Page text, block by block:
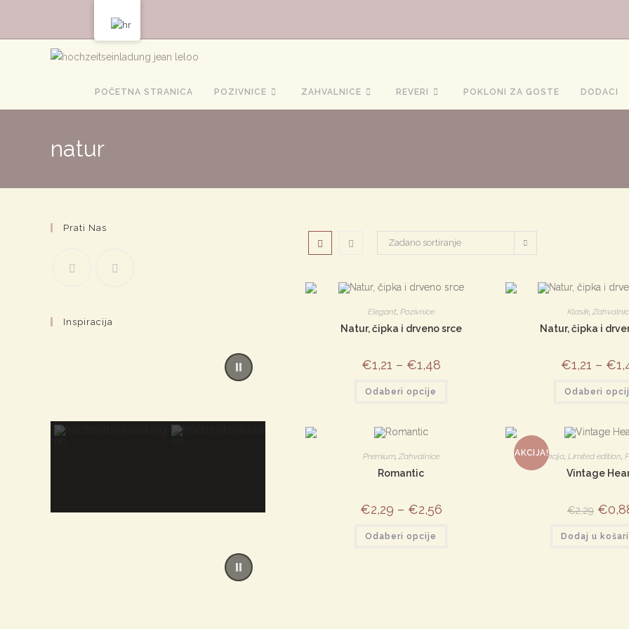
sadržaj
POČETNA STRANICA POZIVNICE ZAHVALNICE REVERI POKLONI ZA GOSTE DODACI
natur
Zadano sortiranje
Elegant, Pozivnice
Natur, čipka i drveno srce
€1,21 – €1,48
Odaberi opcije
Klasik,
Natur, čipka i
€1,21 – €
Odaberi
Premium,Zahvalnice
Romantic
€2,29 – €2,56
Odaberi opcije
AKCIJA!Akcija, Limited edition,
Vintage
€2,29 Izvorna
cijena
je:
€
Dodaj u
Prati Nas
Inspiracija